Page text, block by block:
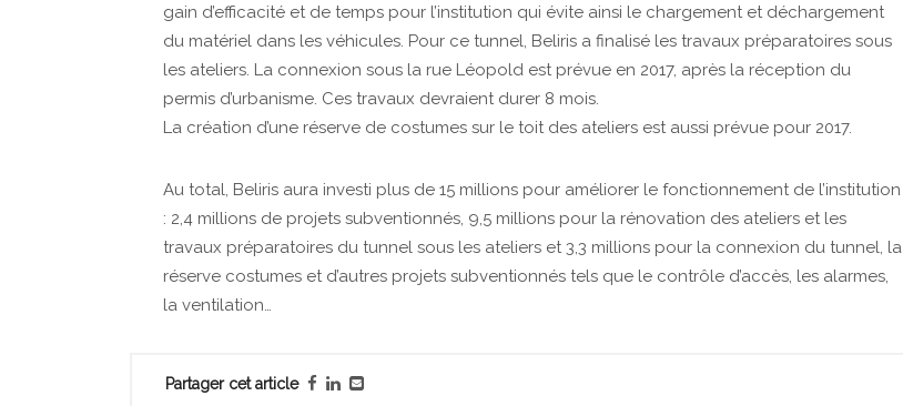
gain d’efficacité et de temps pour l’institution qui évite ainsi le chargement et déchargement
du matériel dans les véhicules. Pour ce tunnel, Beliris a finalisé les travaux préparatoires sous
les ateliers. La connexion sous la rue Léopold est prévue en 2017, après la réception du
permis d’urbanisme. Ces travaux devraient durer 8 mois.
La création d’une réserve de costumes sur le toit des ateliers est aussi prévue pour 2017.
Au total, Beliris aura investi plus de 15 millions pour améliorer le fonctionnement de l’institution
: 2,4 millions de projets subventionnés, 9,5 millions pour la rénovation des ateliers et les
travaux préparatoires du tunnel sous les ateliers et 3,3 millions pour la connexion du tunnel, la
réserve costumes et d’autres projets subventionnés tels que le contrôle d’accès, les alarmes,
la ventilation…
Partager cet article